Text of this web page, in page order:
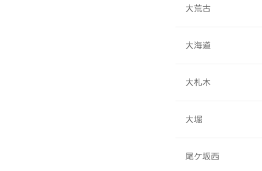
大荒古
大海道
大札木
大堀
尾ケ坂西